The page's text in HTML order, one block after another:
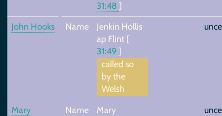
31:48 ]
John Hooks Name
Jenkin Hollis
ap Flint [
31:49 ]
called so
by the
Welsh
Mary
Name
Mary